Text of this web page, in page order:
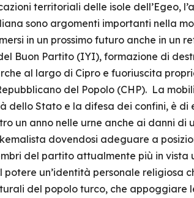
territoriali delle isole dell’Egeo,
sono argomenti importanti nella
in un prossimo futuro anche in un
Buon Partito (IYI), formazione di
al largo di Cipro e fuoriuscita
del Popolo (CHP). La
dello Stato e la difesa dei confini, è di
un anno nelle urne anche ai danni di
dovendosi adeguare a
del partito attualmente più in
un’identità personale religiosa
del popolo turco, che appoggiare